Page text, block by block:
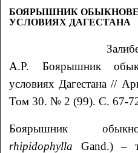
БОЯРЫШНИК
УСЛОВИЯХ ДАГЕСТАНА
А.Р. Боярышник
условиях Дагестана //
Том 30. № 2 (99). С. 67-
Боярышник
rhipidophylla Gand.) –